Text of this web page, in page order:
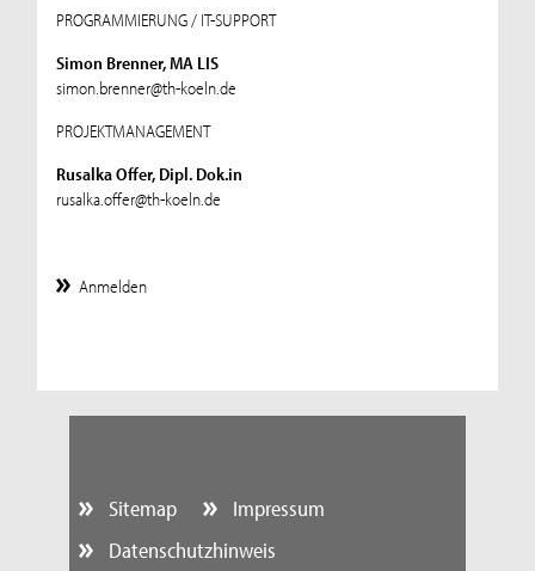
PROGRAMMIERUNG / IT-SUPPORT
Simon Brenner, MA LIS
simon.brenner@th-koeln.de
PROJEKTMANAGEMENT
Rusalka Offer, Dipl. Dok.in
rusalka.offer@th-koeln.de
Anmelden
Sitemap
Impressum
Datenschutzhinweis